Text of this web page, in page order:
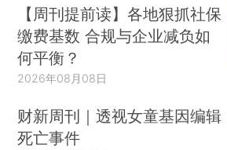
【周刊提前读】各地狠抓社保
缴费基数 合规与企业减负如
何平衡？
2026年08月08日
财新周刊｜透视女童基因编辑
死亡事件